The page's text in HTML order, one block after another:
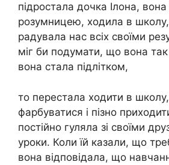
підростала дочка Ілона,
розумницею, ходила в школу,
радувала нас всіх своїми
міг би подумати, що вона так
вона стала підлітком,
то перестала ходити в
фарбуватися і пізно
постійно гуляла зі своїми
уроки. Коли їй казали, що
вона відповідала, що